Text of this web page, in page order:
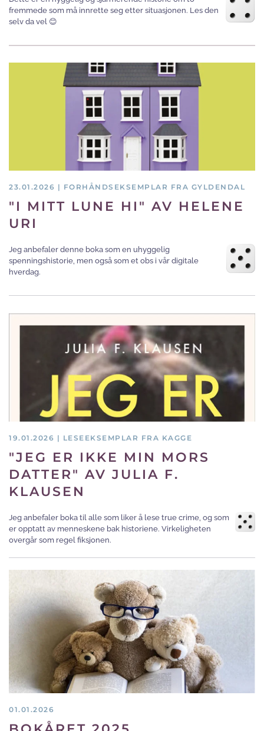
fremmede som må innrette seg etter situasjonen. Les den
selv da vel 😊
23.01.2026 | FORHÅNDSEKSEMPLAR FRA GYLDENDAL
"I MITT LUNE HI" AV HELENE
URI
Jeg anbefaler denne boka som en uhyggelig
spenningshistorie, men også som et obs i vår digitale
hverdag.
19.01.2026 | LESEEKSEMPLAR FRA KAGGE
"JEG ER IKKE MIN MORS
DATTER" AV JULIA F.
KLAUSEN
Jeg anbefaler boka til alle som liker å lese true crime, og som
er opptatt av menneskene bak historiene. Virkeligheten
overgår som regel fiksjonen.
01.01.2026